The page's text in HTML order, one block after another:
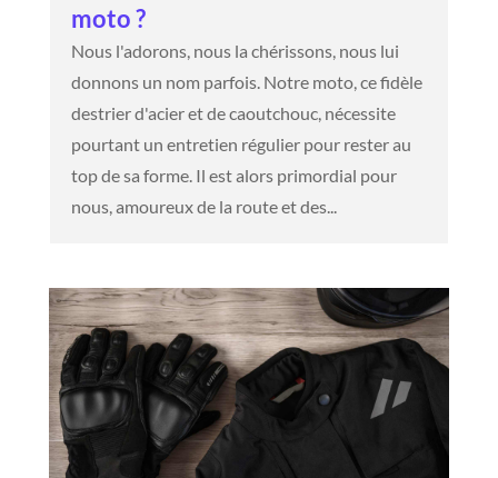
moto ?
Nous l'adorons, nous la chérissons, nous lui
donnons un nom parfois. Notre moto, ce fidèle
destrier d'acier et de caoutchouc, nécessite
pourtant un entretien régulier pour rester au
top de sa forme. Il est alors primordial pour
nous, amoureux de la route et des...